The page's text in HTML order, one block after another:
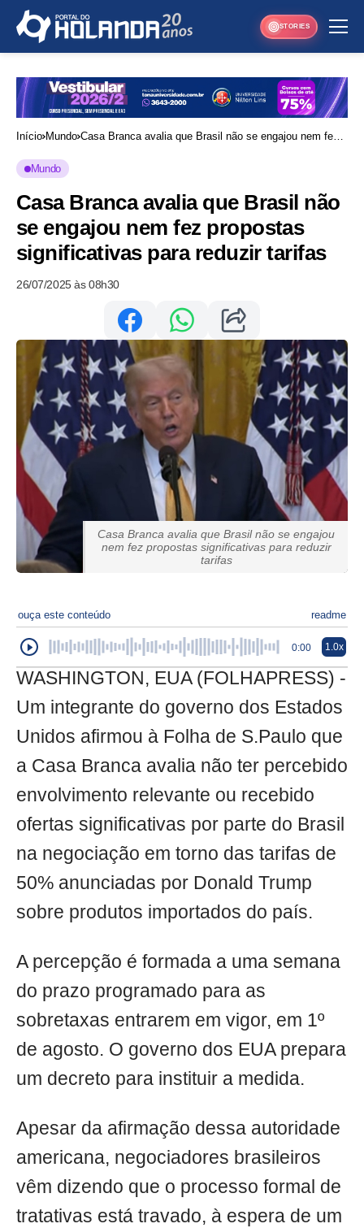
STORIES
Início Mundo Casa Branca avalia que Brasil não se engajou nem fez
Mundo
Casa Branca avalia que Brasil não
se engajou nem fez propostas
significativas para reduzir tarifas
26/07/2025 às 08h30
Casa Branca avalia que Brasil não se engajou
nem fez propostas significativas para reduzir
tarifas
ouça este conteúdo readme
0:00 1.0x
WASHINGTON, EUA (FOLHAPRESS) -
Um integrante do governo dos Estados
Unidos afirmou à Folha de S.Paulo que
a Casa Branca avalia não ter percebido
envolvimento relevante ou recebido
ofertas significativas por parte do Brasil
na negociação em torno das tarifas de
50% anunciadas por Donald Trump
sobre produtos importados do país.
A percepção é formada a uma semana
do prazo programado para as
sobretaxas entrarem em vigor, em 1º
de agosto. O governo dos EUA prepara
um decreto para instituir a medida.
Apesar da afirmação dessa autoridade
americana, negociadores brasileiros
vêm dizendo que o processo formal de
tratativas está travado, à espera de um